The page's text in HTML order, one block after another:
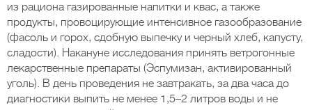
из рациона газированные напитки и квас, а также
продукты, провоцирующие интенсивное газообразование
(фасоль и горох, сдобную выпечку и черный хлеб, капусту,
сладости). Накануне исследования принять ветрогонные
лекарственные препараты (Эспумизан, активированный
уголь). В день проведения не завтракать, за два часа до
диагностики выпить не менее 1,5–2 литров воды и не